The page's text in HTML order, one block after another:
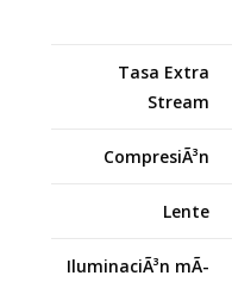
Tasa Extra
Stream
CompresiÃ³n
Lente
IluminaciÃ³n mÃ­